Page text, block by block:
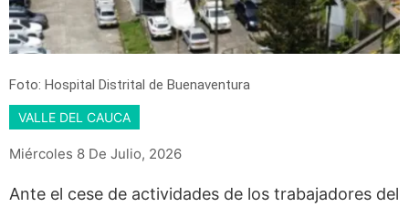
Foto: Hospital Distrital de Buenaventura
VALLE DEL CAUCA
Miércoles 8 De Julio, 2026
Ante el cese de actividades de los trabajadores del